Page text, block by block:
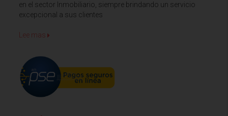
en el sector Inmobiliario, siempre brindando un servicio
excepcional a sus clientes
Lee mas